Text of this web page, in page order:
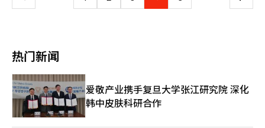
问了沙发、马桶等商品。该店员表示，随后李在镕又前往其他区域
热门新闻
爱敬产业携手复旦大学张江研究院 深化
韩中皮肤科研合作